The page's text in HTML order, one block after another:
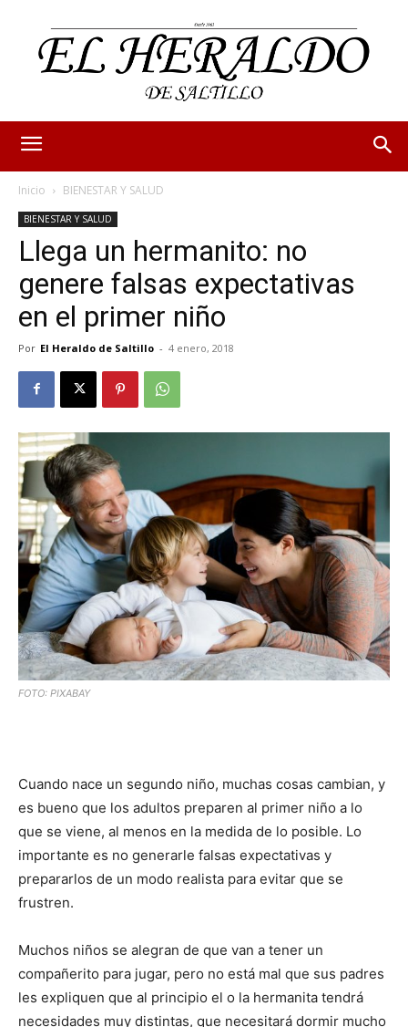
Inicio BIENESTAR Y SALUD
BIENESTAR Y SALUD
Llega un hermanito: no
genere falsas expectativas
en el primer niño
Por El Heraldo de Saltillo - 4 enero, 2018
FOTO: PIXABAY
Cuando nace un segundo niño, muchas cosas cambian, y
es bueno que los adultos preparen al primer niño a lo
que se viene, al menos en la medida de lo posible. Lo
importante es no generarle falsas expectativas y
prepararlos de un modo realista para evitar que se
frustren.
Muchos niños se alegran de que van a tener un
compañerito para jugar, pero no está mal que sus padres
les expliquen que al principio el o la hermanita tendrá
necesidades muy distintas, que necesitará dormir mucho